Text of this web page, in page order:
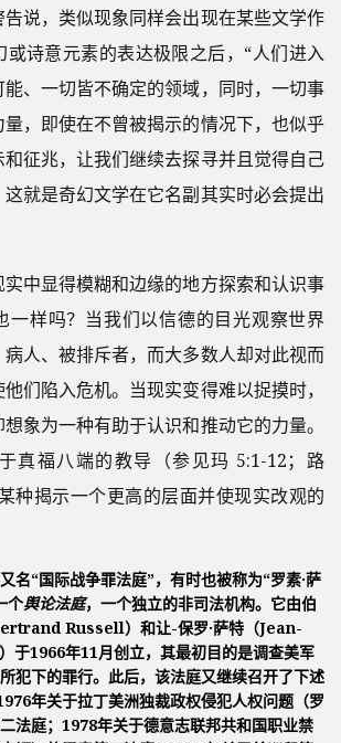
说，类似现象同样会出现在某些文学作
或诗意元素的表达极限之后，“人们进入
、一切皆不确定的领域，同时，一切事
，即使在不曾被揭示的情况下，也似乎
征兆，让我们继续去探寻并且觉得自己
就是奇幻文学在它名副其实时必会提出
中显得模糊和边缘的地方探索和认识事
一样吗？当我们以信德的目光观察世界
人、被排斥者，而大多数人却对此视而
们陷入危机。当现实变得难以捉摸时，
象为一种有助于认识和推动它的力量。
真福八端的教导（参见玛 5:1-12；路
种揭示一个更高的层面并使现实改观的
名“国际战争罪法庭”，有时也被称为“罗素·萨
个舆论法庭，一个独立的非司法机构。它由伯
Russell）和让-保罗·萨特（Jean-
1966年11月创立，其最初目的是调查美军
犯下的罪行。此后，该法庭又继续召开了下述
年关于拉丁美洲独裁政权侵犯人权问题（罗
法庭；1978年关于德意志联邦共和国职业禁